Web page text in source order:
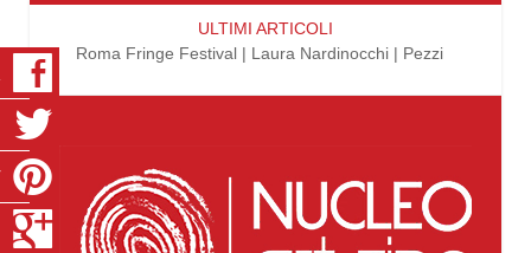
ULTIMI ARTICOLI
Roma Fringe Festival | Laura Nardinocchi | Pezzi